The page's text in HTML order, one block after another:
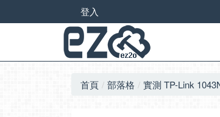
登入
首頁 部落格 實測 TP-Link